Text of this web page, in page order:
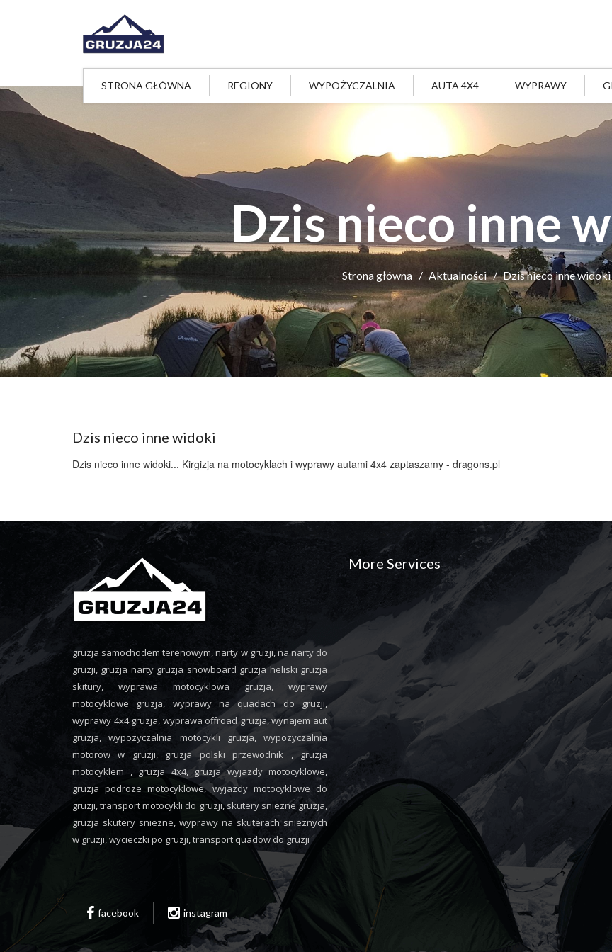
STRONA GŁÓWNA REGIONY WYPOŻYCZALNIA AUTA 4X4 WYPRAWY
Dzis nieco inne
Strona główna Aktualności Dzis nieco inne widoki
Dzis nieco inne widoki
Dzis nieco inne widoki... Kirgizja na motocyklach i wyprawy autami 4x4 zaptaszamy - dragons.pl
gruzja samochodem terenowym, narty w gruzji, na narty do
gruzji, gruzja narty gruzja snowboard gruzja heliski gruzja
skitury, wyprawa motocyklowa gruzja, wyprawy
motocyklowe gruzja, wyprawy na quadach do gruzji,
wyprawy 4x4 gruzja, wyprawa offroad gruzja, wynajem aut
gruzja, wypozyczalnia motocykli gruzja, wypozyczalnia
motorow w gruzji, gruzja polski przewodnik , gruzja
motocyklem , gruzja 4x4, gruzja wyjazdy motocyklowe,
gruzja podroze motocyklowe, wyjazdy motocyklowe do
gruzji, transport motocykli do gruzji, skutery sniezne gruzja,
gruzja skutery sniezne, wyprawy na skuterach snieznych
w gruzji, wycieczki po gruzji, transport quadow do gruzji
More Services
facebook instagram